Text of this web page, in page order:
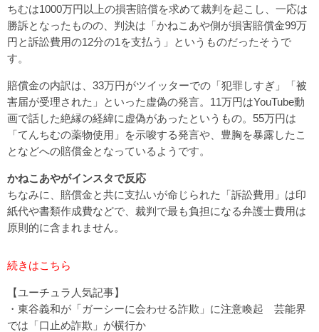
ちむは1000万円以上の損害賠償を求めて裁判を起こし、一応は
勝訴となったものの、判決は「かねこあや側が損害賠償金99万
円と訴訟費用の12分の1を支払う」というものだったそうで
す。
賠償金の内訳は、33万円がツイッターでの「犯罪しすぎ」「被
害届が受理された」といった虚偽の発言。11万円はYouTube動
画で話した絶縁の経緯に虚偽があったというもの。55万円は
「てんちむの薬物使用」を示唆する発言や、豊胸を暴露したこ
となどへの賠償金となっているようです。
かねこあやがインスタで反応
ちなみに、賠償金と共に支払いが命じられた「訴訟費用」は印
紙代や書類作成費などで、裁判で最も負担になる弁護士費用は
原則的に含まれません。
続きはこちら
【ユーチュラ人気記事】
・ 東谷義和が「ガーシーに会わせる詐欺」に注意喚起 芸能界
では「口止め詐欺」が横行か